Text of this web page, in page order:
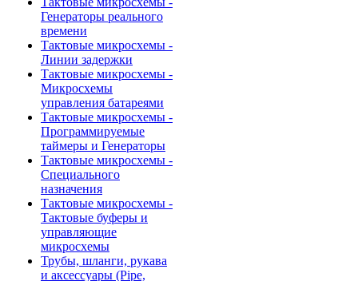
Генераторы реального
времени
Тактовые микросхемы -
Линии задержки
Тактовые микросхемы -
Микросхемы
управления батареями
Тактовые микросхемы -
Программируемые
таймеры и Генераторы
Тактовые микросхемы -
Специального
назначения
Тактовые микросхемы -
Тактовые буферы и
управляющие
микросхемы
Трубы, шланги, рукава
и аксессуары (Pipe,